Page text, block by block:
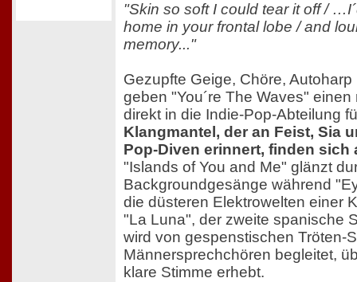
"Skin so soft I could tear it off /
home in your frontal lobe / and
memory..."
Gezupfte Geige, Chöre,
geben "You´re The Waves"
direkt in die Indie-Pop-Abteilung
Klangmantel, der an Feist, Sia
Pop-Diven erinnert, finden sich
"Islands of You and Me" glänzt
Backgroundgesänge während
die düsteren Elektrowelten einer
"La Luna", der zweite spanische
wird von gespenstischen Tröten-
Männersprechchören begleitet,
klare Stimme erhebt.